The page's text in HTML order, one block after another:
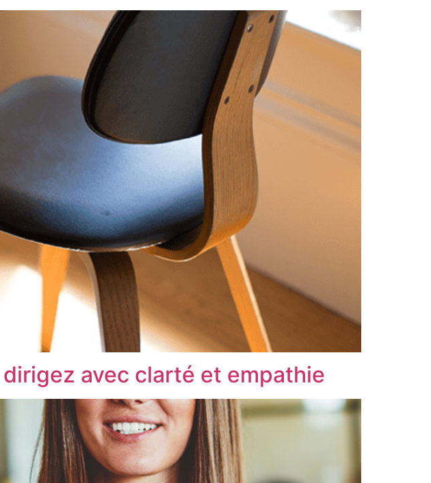
avec clarté et empathie